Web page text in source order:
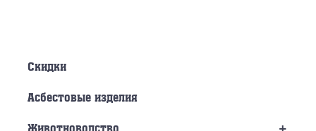
Скидки
Асбестовые изделия